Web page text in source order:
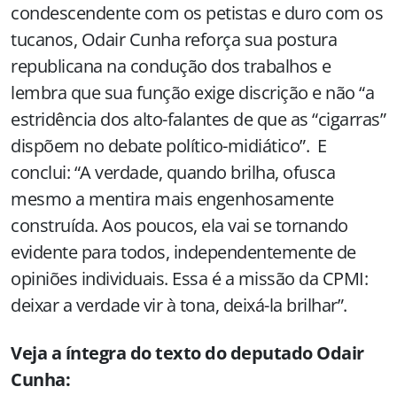
condescendente com os petistas e duro com os
tucanos, Odair Cunha reforça sua postura
republicana na condução dos trabalhos e
lembra que sua função exige discrição e não “a
estridência dos alto-falantes de que as “cigarras”
dispõem no debate político-midiático”. E
conclui: “A verdade, quando brilha, ofusca
mesmo a mentira mais engenhosamente
construída. Aos poucos, ela vai se tornando
evidente para todos, independentemente de
opiniões individuais. Essa é a missão da CPMI:
deixar a verdade vir à tona, deixá-la brilhar”.
Veja a íntegra do texto do deputado Odair
Cunha: